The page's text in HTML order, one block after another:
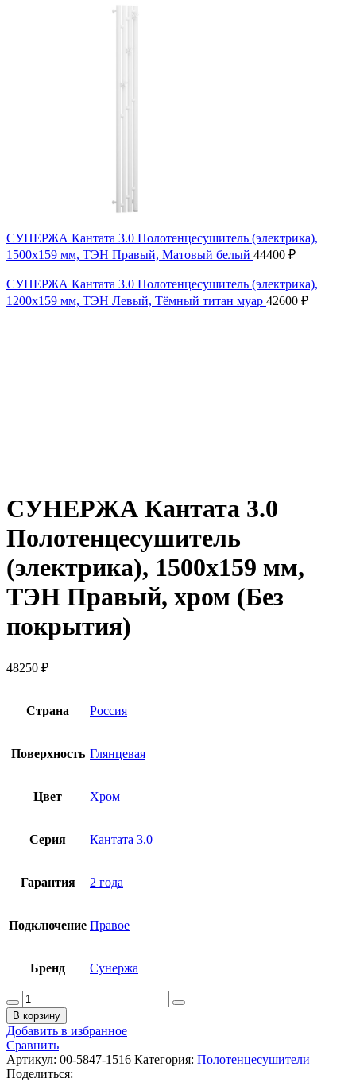
СУНЕРЖА Кантата 3.0 Полотенцесушитель (электрика),
1500х159 мм, ТЭН Правый, Матовый белый 44400 ₽
СУНЕРЖА Кантата 3.0 Полотенцесушитель (электрика),
1200х159 мм, ТЭН Левый, Тёмный титан муар 42600 ₽
СУНЕРЖА Кантата 3.0
Полотенцесушитель
(электрика), 1500х159 мм,
ТЭН Правый, хром (Без
покрытия)
48250 ₽
Страна Россия
Поверхность Глянцевая
Цвет Хром
Серия Кантата 3.0
Гарантия 2 года
Подключение Правое
Бренд Сунержа
Количество
товара
СУНЕРЖА
Кантата
3.0
Полотенцесушитель
(электрика),
В корзину
Добавить в избранное
Сравнить
Артикул: 00-5847-1516 Категория: Полотенцесушители
Поделиться: